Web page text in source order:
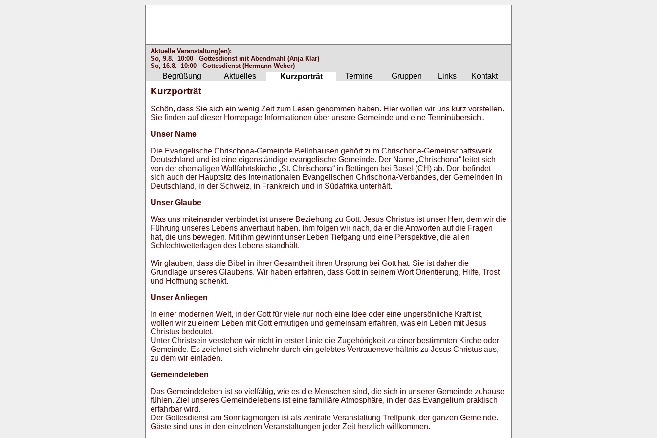
Aktuelle Veranstaltung(en):
So, 9.8. 10:00 Gottesdienst mit Abendmahl (Anja Klar)
So, 16.8. 10:00 Gottesdienst (Hermann Weber)
Begrüßung Aktuelles Kurzporträt Termine Gruppen Links Kontakt
Kurzporträt
Schön, dass Sie sich ein wenig Zeit zum Lesen genommen haben. Hier wollen wir uns kurz vorstellen.
Sie finden auf dieser Homepage Informationen über unsere Gemeinde und eine Terminübersicht.
Unser Name
Die Evangelische Chrischona-Gemeinde Bellnhausen gehört zum Chrischona-Gemeinschaftswerk
Deutschland und ist eine eigenständige evangelische Gemeinde. Der Name „Chrischona“ leitet sich
von der ehemaligen Wallfahrtskirche „St. Chrischona“ in Bettingen bei Basel (CH) ab. Dort befindet
sich auch der Hauptsitz des Internationalen Evangelischen Chrischona-Verbandes, der Gemeinden in
Deutschland, in der Schweiz, in Frankreich und in Südafrika unterhält.
Unser Glaube
Was uns miteinander verbindet ist unsere Beziehung zu Gott. Jesus Christus ist unser Herr, dem wir die
Führung unseres Lebens anvertraut haben. Ihm folgen wir nach, da er die Antworten auf die Fragen
hat, die uns bewegen. Mit ihm gewinnt unser Leben Tiefgang und eine Perspektive, die allen
Schlechtwetterlagen des Lebens standhält.
Wir glauben, dass die Bibel in ihrer Gesamtheit ihren Ursprung bei Gott hat. Sie ist daher die
Grundlage unseres Glaubens. Wir haben erfahren, dass Gott in seinem Wort Orientierung, Hilfe, Trost
und Hoffnung schenkt.
Unser Anliegen
In einer modernen Welt, in der Gott für viele nur noch eine Idee oder eine unpersönliche Kraft ist,
wollen wir zu einem Leben mit Gott ermutigen und gemeinsam erfahren, was ein Leben mit Jesus
Christus bedeutet.
Unter Christsein verstehen wir nicht in erster Linie die Zugehörigkeit zu einer bestimmten Kirche oder
Gemeinde. Es zeichnet sich vielmehr durch ein gelebtes Vertrauensverhältnis zu Jesus Christus aus,
zu dem wir einladen.
Gemeindeleben
Das Gemeindeleben ist so vielfältig, wie es die Menschen sind, die sich in unserer Gemeinde zuhause
fühlen. Ziel unseres Gemeindelebens ist eine familiäre Atmosphäre, in der das Evangelium praktisch
erfahrbar wird.
Der Gottesdienst am Sonntagmorgen ist als zentrale Veranstaltung Treffpunkt der ganzen Gemeinde.
Gäste sind uns in den einzelnen Veranstaltungen jeder Zeit herzlich willkommen.